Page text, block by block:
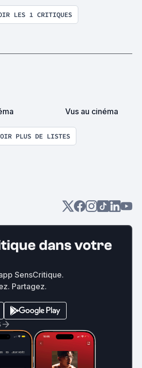
LES 1 CRITIQUES
Vus au cinéma
PLUS DE LISTES
dans votre
SensCritique.
Partagez.